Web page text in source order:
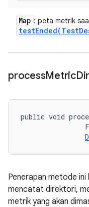
Map : peta metrik
testEnded(Test
processMetric
public void
Penerapan metode ini
mencatat direktori,
metrik yang akan